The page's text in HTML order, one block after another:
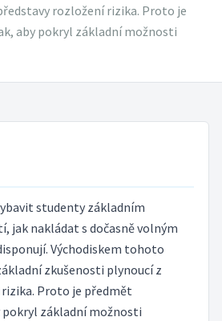
rozložení rizika. Proto je
aby pokryl základní možnosti
studenty základním
jak nakládat s dočasně volným
Východiskem tohoto
zkušenosti plynoucí z
Proto je předmět
pokryl základní možnosti